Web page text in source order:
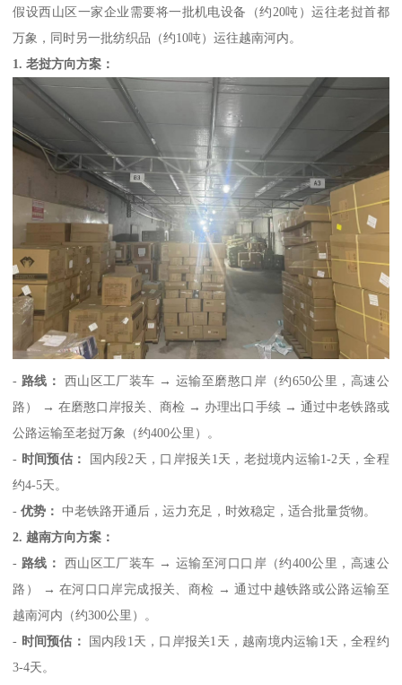
假设西山区一家企业需要将一批机电设备（约20吨）运往老挝首都
万象，同时另一批纺织品（约10吨）运往越南河内。
1. 老挝方向方案：
- 路线：
西山区工厂装车 → 运输至磨憨口岸（约650公里，高速公
路） → 在磨憨口岸报关、商检 → 办理出口手续 → 通过中老铁路或
公路运输至老挝万象（约400公里）。
- 时间预估：
国内段2天，口岸报关1天，老挝境内运输1-2天，全程
约4-5天。
-优势： 中老铁路开通后，运力充足，时效稳定，适合批量货物。
2. 越南方向方案：
- 路线：
西山区工厂装车 → 运输至河口口岸（约400公里，高速公
路） → 在河口口岸完成报关、商检 → 通过中越铁路或公路运输至
越南河内（约300公里）。
- 时间预估：
国内段1天，口岸报关1天，越南境内运输1天，全程约
3-4天。